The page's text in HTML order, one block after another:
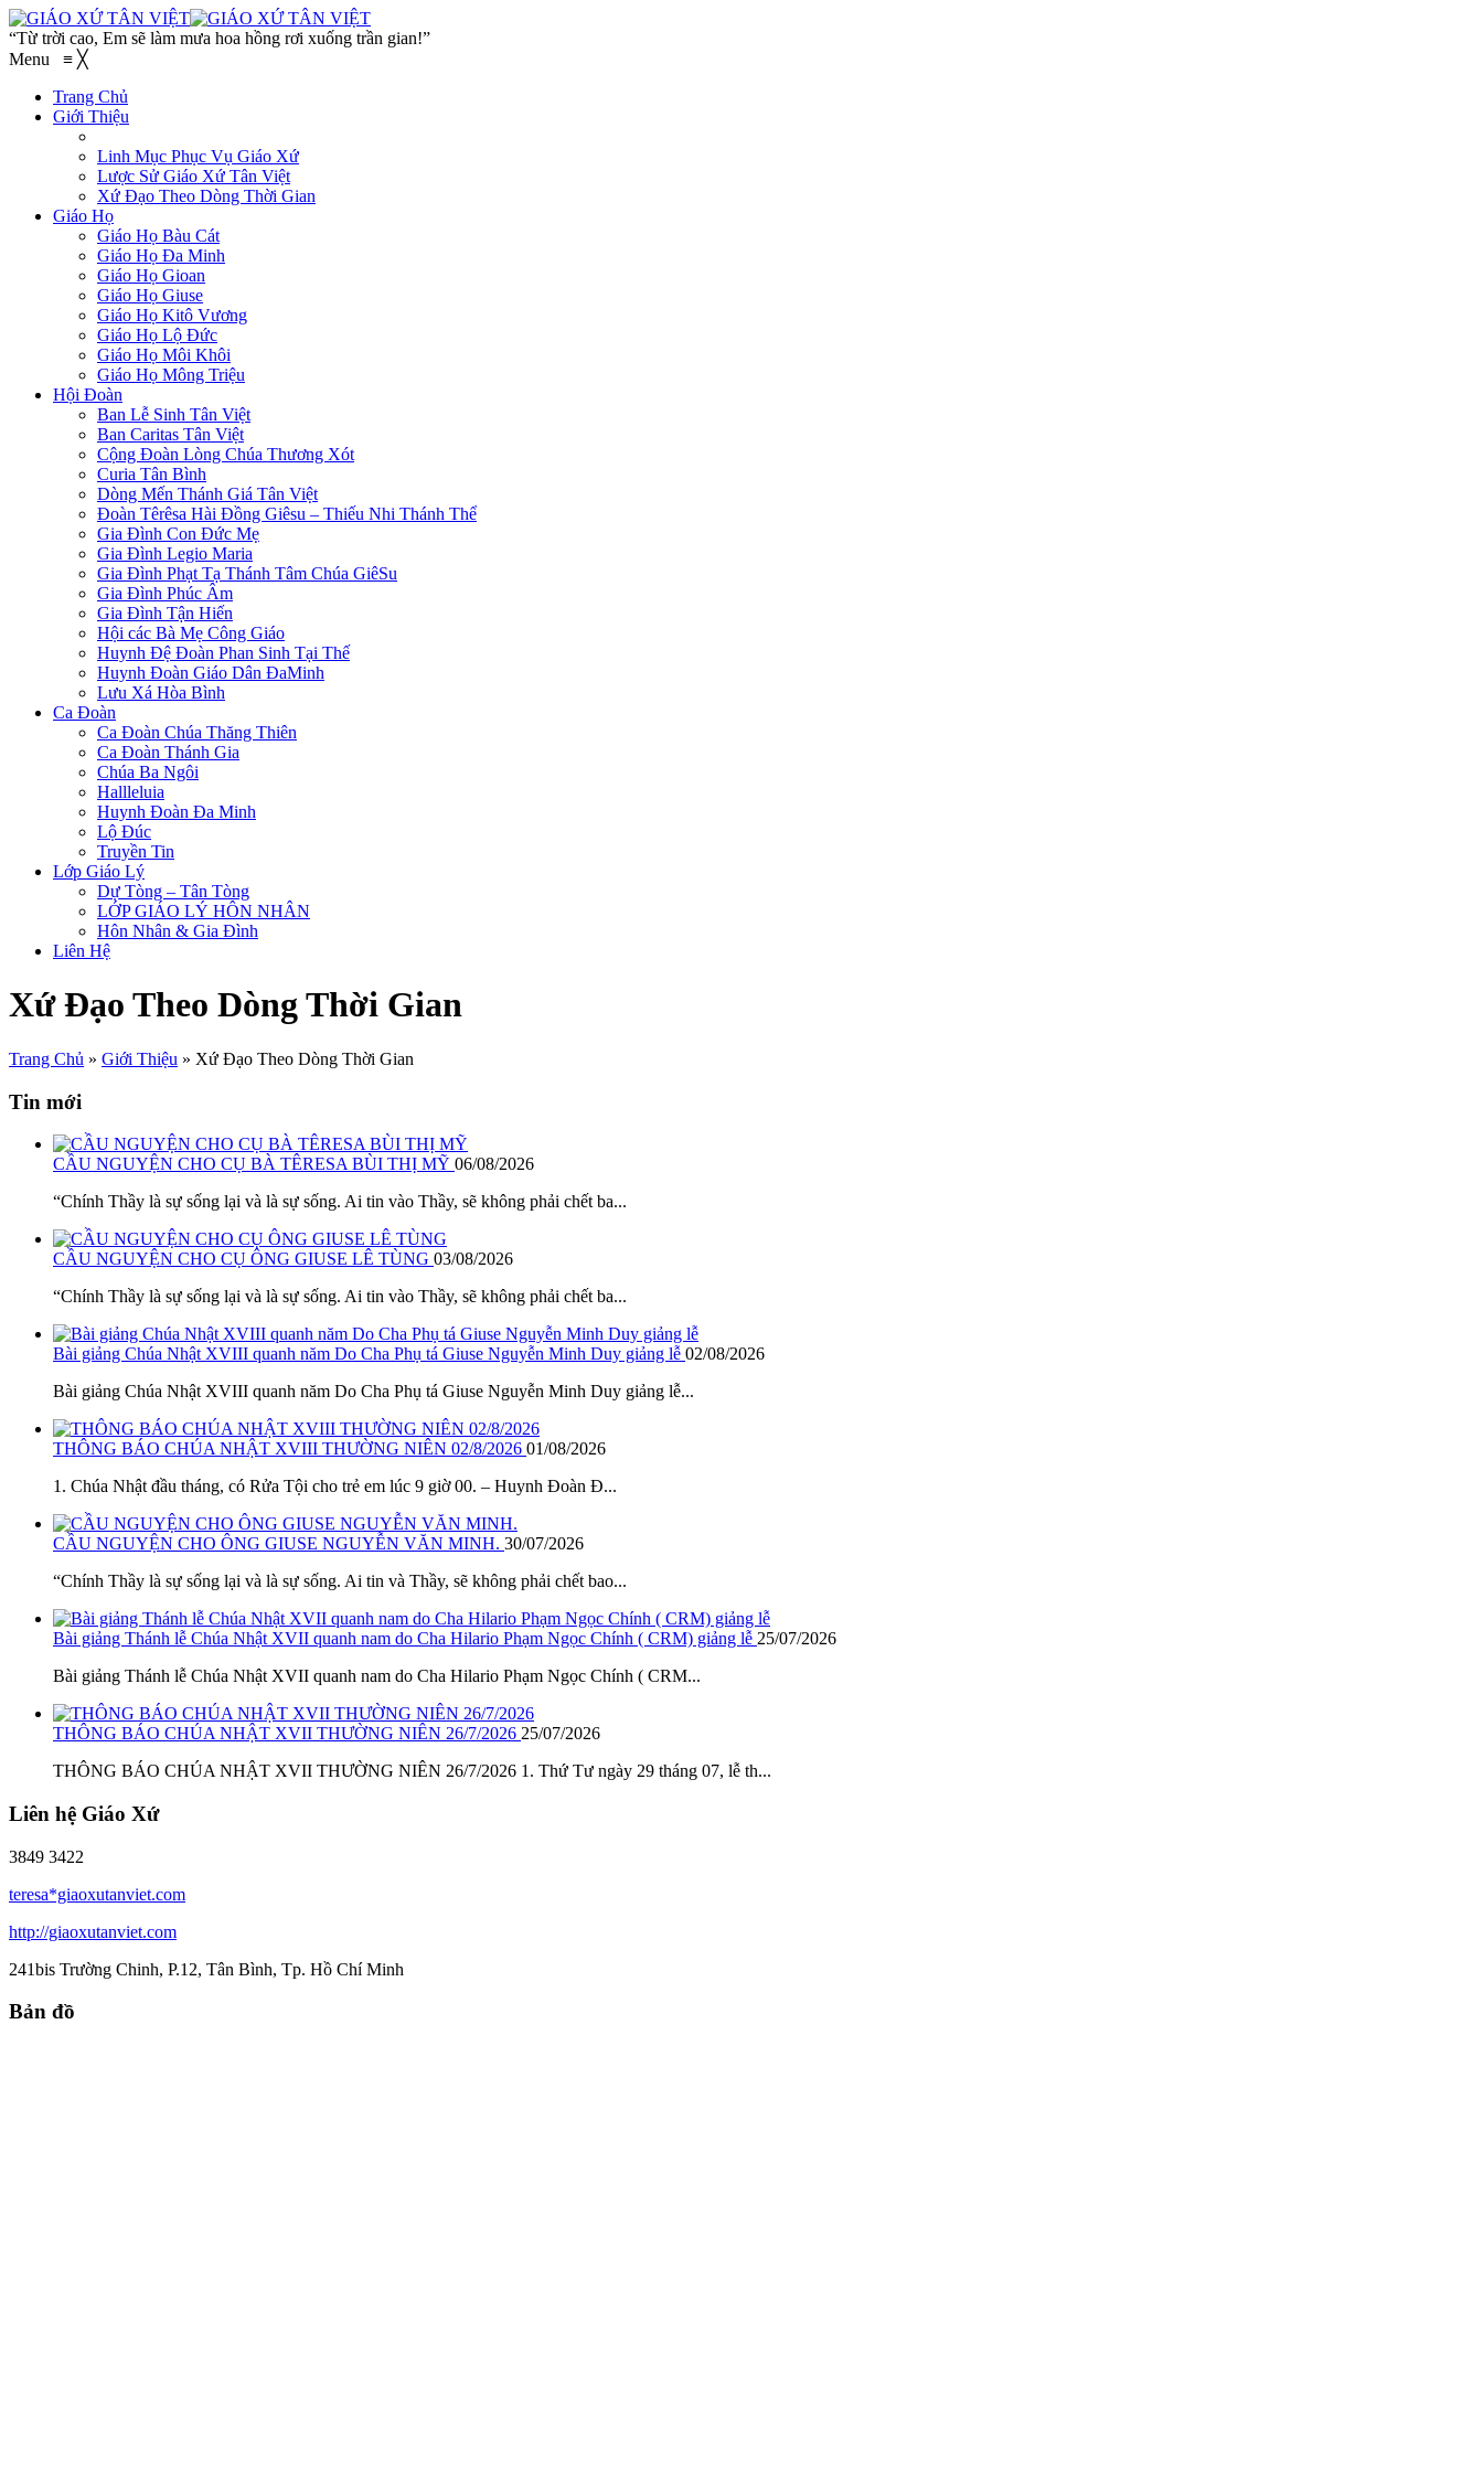
“Từ trời cao, Em sẽ làm mưa hoa hồng rơi xuống trần gian!”
Menu ≡ ╳
Trang Chủ
Giới Thiệu
Linh Mục Phục Vụ Giáo Xứ
Lược Sử Giáo Xứ Tân Việt
Xứ Đạo Theo Dòng Thời Gian
Giáo Họ
Giáo Họ Bàu Cát
Giáo Họ Đa Minh
Giáo Họ Gioan
Giáo Họ Giuse
Giáo Họ Kitô Vương
Giáo Họ Lộ Đức
Giáo Họ Môi Khôi
Giáo Họ Mông Triệu
Hội Đoàn
Ban Lễ Sinh Tân Việt
Ban Caritas Tân Việt
Cộng Đoàn Lòng Chúa Thương Xót
Curia Tân Bình
Dòng Mến Thánh Giá Tân Việt
Đoàn Têrêsa Hài Đồng Giêsu – Thiếu Nhi Thánh Thể
Gia Đình Con Đức Mẹ
Gia Đình Legio Maria
Gia Đình Phạt Tạ Thánh Tâm Chúa GiêSu
Gia Đình Phúc Âm
Gia Đình Tận Hiến
Hội các Bà Mẹ Công Giáo
Huynh Đệ Đoàn Phan Sinh Tại Thế
Huynh Đoàn Giáo Dân ĐaMinh
Lưu Xá Hòa Bình
Ca Đoàn
Ca Đoàn Chúa Thăng Thiên
Ca Đoàn Thánh Gia
Chúa Ba Ngôi
Hallleluia
Huynh Đoàn Đa Minh
Lộ Đúc
Truyền Tin
Lớp Giáo Lý
Dự Tòng – Tân Tòng
LỚP GIÁO LÝ HÔN NHÂN
Hôn Nhân & Gia Đình
Liên Hệ
Xứ Đạo Theo Dòng Thời Gian
Trang Chủ » Giới Thiệu » Xứ Đạo Theo Dòng Thời Gian
Tin mới
CẦU NGUYỆN CHO CỤ BÀ TÊRESA BÙI THỊ MỸ 06/08/2026
“Chính Thầy là sự sống lại và là sự sống. Ai tin vào Thầy, sẽ không phải chết ba...
CẦU NGUYỆN CHO CỤ ÔNG GIUSE LÊ TÙNG 03/08/2026
“Chính Thầy là sự sống lại và là sự sống. Ai tin vào Thầy, sẽ không phải chết ba...
Bài giảng Chúa Nhật XVIII quanh năm Do Cha Phụ tá Giuse Nguyễn Minh Duy giảng lễ 02/08/2026
Bài giảng Chúa Nhật XVIII quanh năm Do Cha Phụ tá Giuse Nguyễn Minh Duy giảng lễ...
THÔNG BÁO CHÚA NHẬT XVIII THƯỜNG NIÊN 02/8/2026 01/08/2026
1. Chúa Nhật đầu tháng, có Rửa Tội cho trẻ em lúc 9 giờ 00. – Huynh Đoàn Đ...
CẦU NGUYỆN CHO ÔNG GIUSE NGUYỄN VĂN MINH. 30/07/2026
“Chính Thầy là sự sống lại và là sự sống. Ai tin và Thầy, sẽ không phải chết bao...
Bài giảng Thánh lễ Chúa Nhật XVII quanh nam do Cha Hilario Phạm Ngọc Chính ( CRM) giảng lễ 25/07/2026
Bài giảng Thánh lễ Chúa Nhật XVII quanh nam do Cha Hilario Phạm Ngọc Chính ( CRM...
THÔNG BÁO CHÚA NHẬT XVII THƯỜNG NIÊN 26/7/2026 25/07/2026
THÔNG BÁO CHÚA NHẬT XVII THƯỜNG NIÊN 26/7/2026 1. Thứ Tư ngày 29 tháng 07, lễ th...
Liên hệ Giáo Xứ
3849 3422
teresa*giaoxutanviet.com
http://giaoxutanviet.com
241bis Trường Chinh, P.12, Tân Bình, Tp. Hồ Chí Minh
Bản đồ